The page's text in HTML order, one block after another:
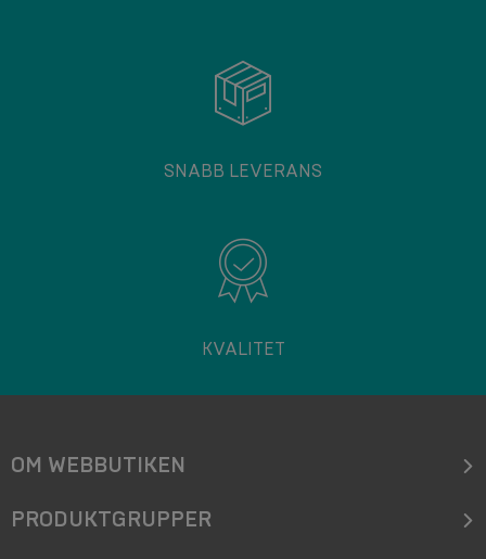
SNABB LEVERANS
KVALITET
OM WEBBUTIKEN
PRODUKTGRUPPER